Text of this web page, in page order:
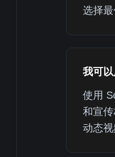
选择
我可
使用
和宣
动态